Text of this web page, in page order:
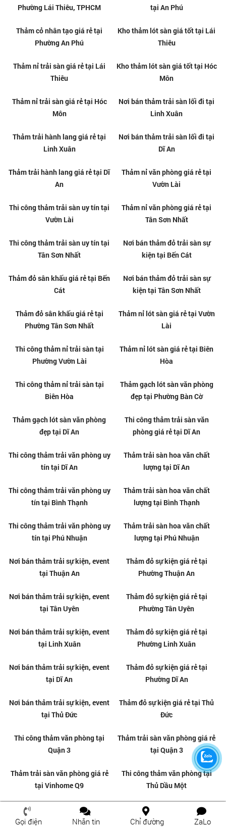
Thảm nỉ trải sàn giá tốt tại Thủ
Thi công thảm văn phòng uy tín
Thảm trải sàn giá tốt tại phường
Thi công thảm văn phòng uy tín
Thảm trải sàn giá tốt tại phường
Thuận An
Thi công thảm văn phòng uy tín
tại Thuận An
Thảm trải sàn văn phòng tại Tân
Uyên
Thi công thảm lót sàn giá tốt tại
Tân Uyên
An
lượng tại Phú Lợi
Đơn vị thi công thảm văn phòng
chuyên nghiệp tại Phú Lợi
lượng tại Phú Hòa
Gọi điện Nhắn tin Chỉ đường ZaLo